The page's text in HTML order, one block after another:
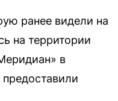
ранее видели на
на территории
в